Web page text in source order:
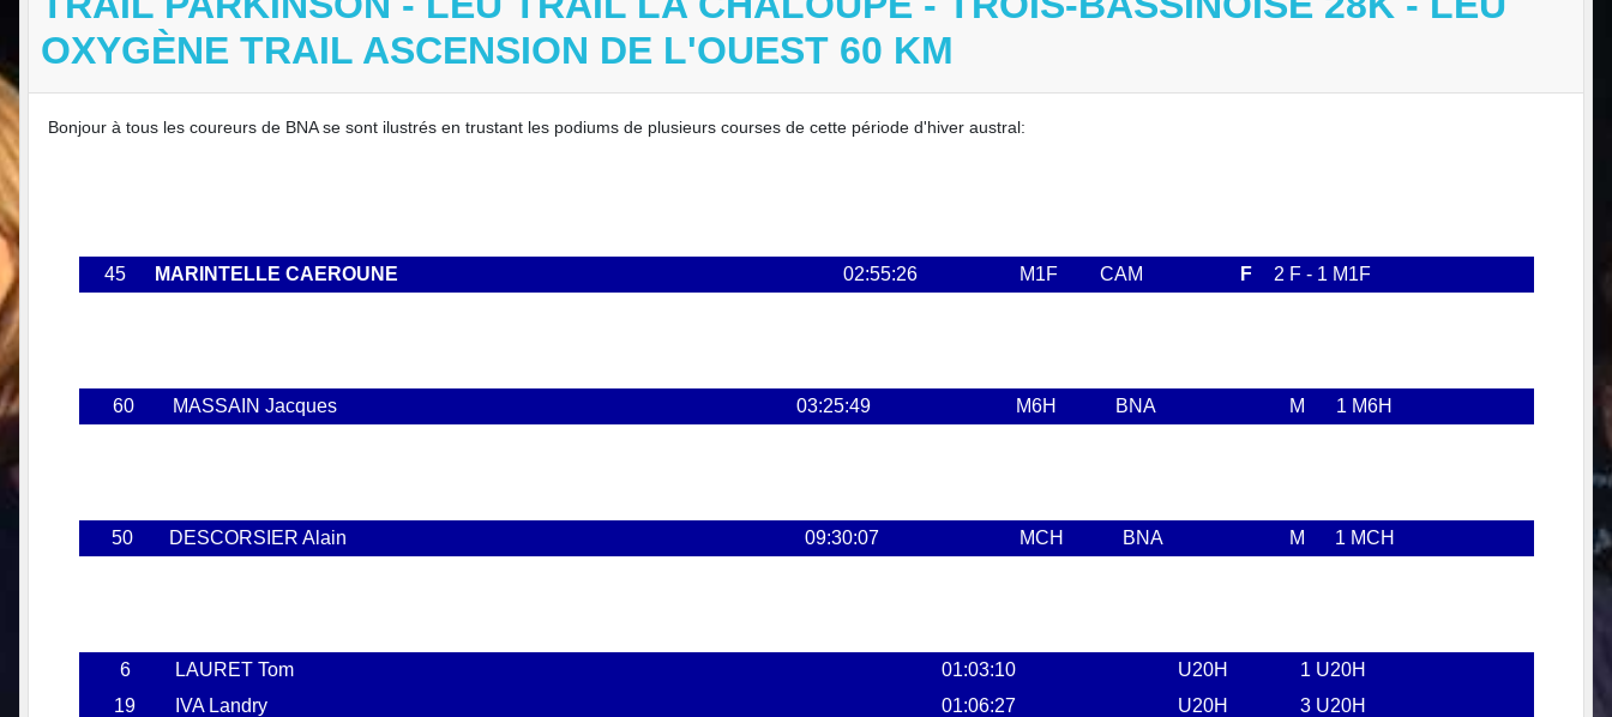
OXYGÈNE TRAIL ASCENSION DE L'OUEST 60 KM
Bonjour à tous les coureurs de BNA se sont ilustrés en trustant les podiums de plusieurs courses de cette période d'hiver austral:
45 MARINTELLE CAEROUNE 02:55:26 M1F CAM F 2 F - 1 M1F
60 MASSAIN Jacques 03:25:49 M6H BNA M 1 M6H
50 DESCORSIER Alain 09:30:07 MCH BNA M 1 MCH
6 LAURET Tom 01:03:10 U20H
1 U20H
19
IVA Landry 01:06:27 U20H
3 U20H